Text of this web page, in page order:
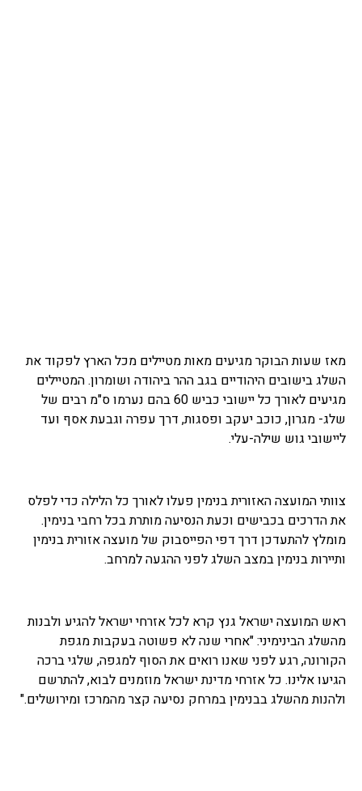
מאז שעות הבוקר מגיעים מאות מטיילים מכל הארץ לפקוד את
השלג בישובים היהודיים בגב ההר ביהודה ושומרון. המטיילים
מגיעים לאורך כל יישובי כביש 60 בהם נערמו ס"מ רבים של
שלג- מגרון, כוכב יעקב ופסגות, דרך עפרה וגבעת אסף ועד
ליישובי גוש שילה-עלי.
צוותי המועצה האזורית בנימין פעלו לאורך כל הלילה כדי לפלס
את הדרכים בכבישים וכעת הנסיעה מותרת בכל רחבי בנימין.
מומלץ להתעדכן דרך דפי הפייסבוק של מועצה אזורית בנימין
ותיירות בנימין במצב השלג לפני ההגעה למרחב.
ראש המועצה ישראל גנץ קרא לכל אזרחי ישראל להגיע ולבנות
מהשלג הבינימיני: "אחרי שנה לא פשוטה בעקבות מגפת
הקורונה, רגע לפני שאנו רואים את הסוף למגפה, שלגי ברכה
הגיעו אלינו. כל אזרחי מדינת ישראל מוזמנים לבוא, להתרשם
ולהנות מהשלג בבנימין במרחק נסיעה קצר מהמרכז ומירושלים."